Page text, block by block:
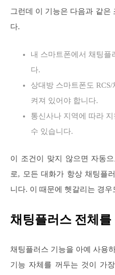
그런데 이 기능은 다음과 같은
다.
내 스마트폰에서 채팅플
다.
상대방 스마트폰도
켜져 있어야 합니다.
통신사나 지역에 따라
수 있습니다.
이 조건이 맞지 않으면 자동
로, 모든 대화가 항상 채팅플
니다. 이 때문에 헷갈리는 경우
채팅플러스 전체를
채팅플러스 기능을 아예 사용
기능 자체를 꺼두는 것이 가